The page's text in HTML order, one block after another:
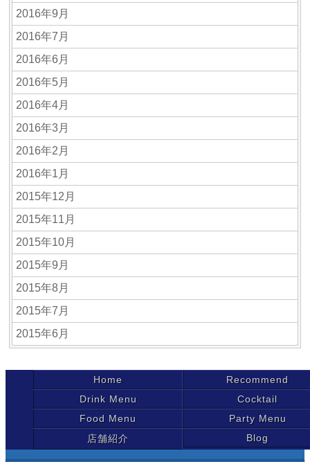
2016年9月
2016年7月
2016年6月
2016年5月
2016年4月
2016年3月
2016年2月
2016年1月
2015年12月
2015年11月
2015年10月
2015年9月
2015年8月
2015年7月
2015年6月
Home
Recommend
Drink Menu
Cocktail
Food Menu
Party Menu
店舗紹介
Blog